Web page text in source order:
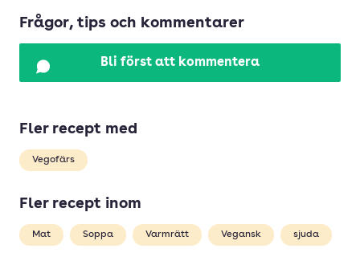
Frågor, tips och kommentarer
Bli först att kommentera
Fler recept med
Vegofärs
Fler recept inom
Mat Soppa Varmrätt Vegansk sjuda